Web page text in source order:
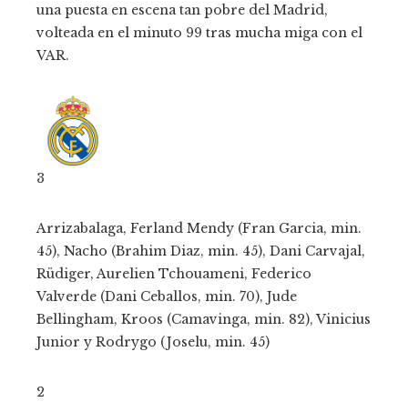
una puesta en escena tan pobre del Madrid,
volteada en el minuto 99 tras mucha miga con el
VAR.
3
Arrizabalaga, Ferland Mendy (Fran Garcia, min.
45), Nacho (Brahim Diaz, min. 45), Dani Carvajal,
Rüdiger, Aurelien Tchouameni, Federico
Valverde (Dani Ceballos, min. 70), Jude
Bellingham, Kroos (Camavinga, min. 82), Vinicius
Junior y Rodrygo (Joselu, min. 45)
2